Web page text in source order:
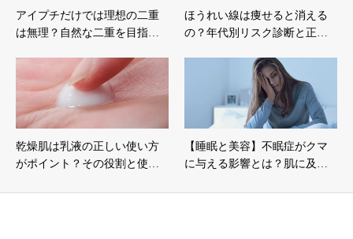
アイプチだけでは理想の二重
は無理？自然な二重を目指…
ほうれい線は痩せると消える
の？年代別リスク診断と正…
乾燥肌は乳液の正しい使い方
がポイント？その役割と使…
【睡眠と美容】不眠症がクマ
に与える影響とは？肌に及…